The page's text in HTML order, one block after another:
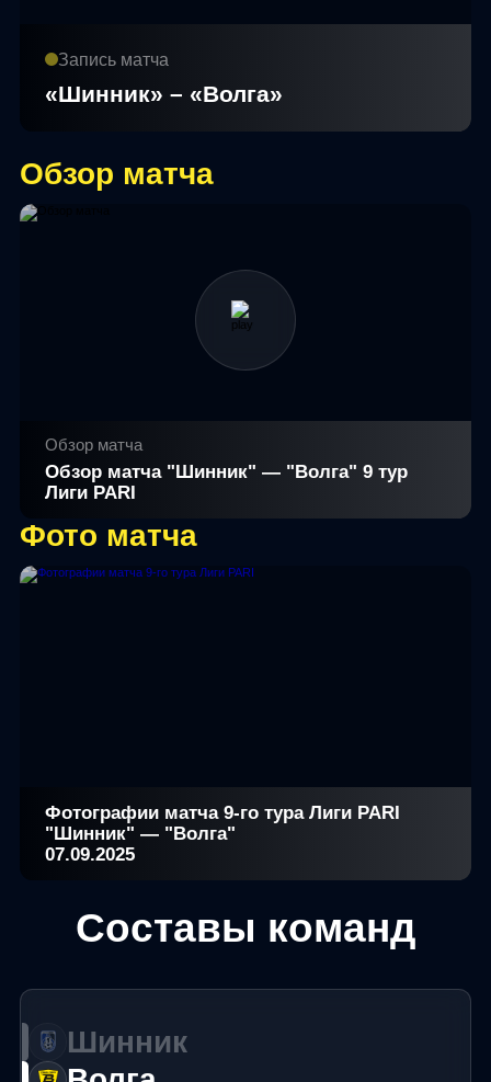
Запись матча
«Шинник» – «Волга»
Обзор матча
Обзор матча
Обзор матча "Шинник" — "Волга" 9 тур
Лиги PARI
Фото матча
Фотографии матча 9-го тура Лиги PARI
"Шинник" — "Волга"
07.09.2025
Составы команд
Шинник